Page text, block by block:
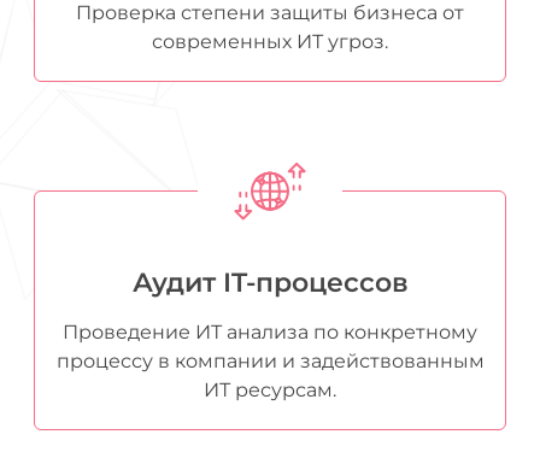
Проверка степени защиты бизнеса от
современных ИТ угроз.
Аудит IT-процессов
Проведение ИТ анализа по конкретному
процессу в компании и задействованным
ИТ ресурсам.